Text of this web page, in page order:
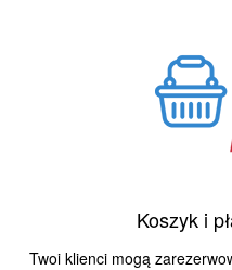
Koszyk i
Twoi klienci mogą